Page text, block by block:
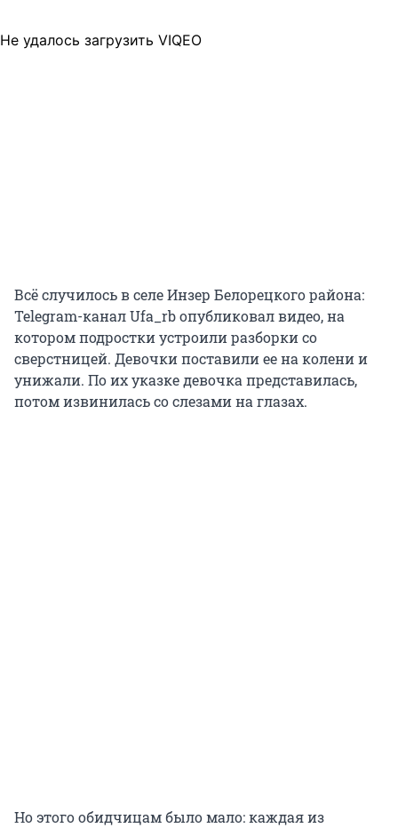
Не удалось загрузить VIQEO
Всё случилось в селе Инзер Белорецкого района:
Telegram-канал Ufa_rb опубликовал видео, на
котором подростки устроили разборки со
сверстницей. Девочки поставили ее на колени и
унижали. По их указке девочка представилась,
потом извинилась со слезами на глазах.
Но этого обидчицам было мало: каждая из